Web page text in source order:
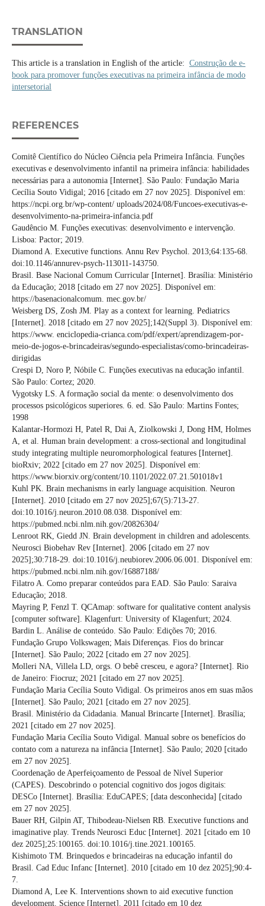
TRANSLATION
This article is a translation in English of the article: Construção de e-
book para promover funções executivas na primeira infância de modo
intersetorial
REFERENCES
Comitê Científico do Núcleo Ciência pela Primeira Infância. Funções
executivas e desenvolvimento infantil na primeira infância: habilidades
necessárias para a autonomia [Internet]. São Paulo: Fundação Maria
Cecília Souto Vidigal; 2016 [citado em 27 nov 2025]. Disponível em:
https://ncpi.org.br/wp-content/ uploads/2024/08/Funcoes-executivas-e-
desenvolvimento-na-primeira-infancia.pdf
Gaudêncio M. Funções executivas: desenvolvimento e intervenção.
Lisboa: Pactor; 2019.
Diamond A. Executive functions. Annu Rev Psychol. 2013;64:135-68.
doi:10.1146/annurev-psych-113011-143750.
Brasil. Base Nacional Comum Curricular [Internet]. Brasília: Ministério
da Educação; 2018 [citado em 27 nov 2025]. Disponível em:
https://basenacionalcomum. mec.gov.br/
Weisberg DS, Zosh JM. Play as a context for learning. Pediatrics
[Internet]. 2018 [citado em 27 nov 2025];142(Suppl 3). Disponível em:
https://www. enciclopedia-crianca.com/pdf/expert/aprendizagem-por-
meio-de-jogos-e-brincadeiras/segundo-especialistas/como-brincadeiras-
dirigidas
Crespi D, Noro P, Nóbile C. Funções executivas na educação infantil.
São Paulo: Cortez; 2020.
Vygotsky LS. A formação social da mente: o desenvolvimento dos
processos psicológicos superiores. 6. ed. São Paulo: Martins Fontes;
1998
Kalantar-Hormozi H, Patel R, Dai A, Ziolkowski J, Dong HM, Holmes
A, et al. Human brain development: a cross-sectional and longitudinal
study integrating multiple neuromorphological features [Internet].
bioRxiv; 2022 [citado em 27 nov 2025]. Disponível em:
https://www.biorxiv.org/content/10.1101/2022.07.21.501018v1
Kuhl PK. Brain mechanisms in early language acquisition. Neuron
[Internet]. 2010 [citado em 27 nov 2025];67(5):713-27.
doi:10.1016/j.neuron.2010.08.038. Disponível em:
https://pubmed.ncbi.nlm.nih.gov/20826304/
Lenroot RK, Giedd JN. Brain development in children and adolescents.
Neurosci Biobehav Rev [Internet]. 2006 [citado em 27 nov
2025];30:718-29. doi:10.1016/j.neubiorev.2006.06.001. Disponível em:
https://pubmed.ncbi.nlm.nih.gov/16887188/
Filatro A. Como preparar conteúdos para EAD. São Paulo: Saraiva
Educação; 2018.
Mayring P, Fenzl T. QCAmap: software for qualitative content analysis
[computer software]. Klagenfurt: University of Klagenfurt; 2024.
Bardin L. Análise de conteúdo. São Paulo: Edições 70; 2016.
Fundação Grupo Volkswagen; Mais Diferenças. Fios do brincar
[Internet]. São Paulo; 2022 [citado em 27 nov 2025].
Molleri NA, Villela LD, orgs. O bebê cresceu, e agora? [Internet]. Rio
de Janeiro: Fiocruz; 2021 [citado em 27 nov 2025].
Fundação Maria Cecília Souto Vidigal. Os primeiros anos em suas mãos
[Internet]. São Paulo; 2021 [citado em 27 nov 2025].
Brasil. Ministério da Cidadania. Manual Brincarte [Internet]. Brasília;
2021 [citado em 27 nov 2025].
Fundação Maria Cecília Souto Vidigal. Manual sobre os benefícios do
contato com a natureza na infância [Internet]. São Paulo; 2020 [citado
em 27 nov 2025].
Coordenação de Aperfeiçoamento de Pessoal de Nível Superior
(CAPES). Descobrindo o potencial cognitivo dos jogos digitais:
DESCo [Internet]. Brasília: EduCAPES; [data desconhecida] [citado
em 27 nov 2025].
Bauer RH, Gilpin AT, Thibodeau-Nielsen RB. Executive functions and
imaginative play. Trends Neurosci Educ [Internet]. 2021 [citado em 10
dez 2025];25:100165. doi:10.1016/j.tine.2021.100165.
Kishimoto TM. Brinquedos e brincadeiras na educação infantil do
Brasil. Cad Educ Infanc [Internet]. 2010 [citado em 10 dez 2025];90:4-
7.
Diamond A, Lee K. Interventions shown to aid executive function
development. Science [Internet]. 2011 [citado em 10 dez